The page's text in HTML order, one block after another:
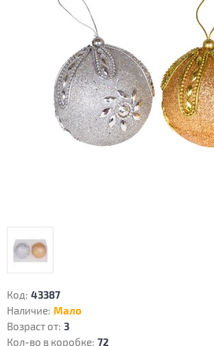
Код: 43387
Наличие: Мало
Возраст от: 3
Кол-во в коробке: 72